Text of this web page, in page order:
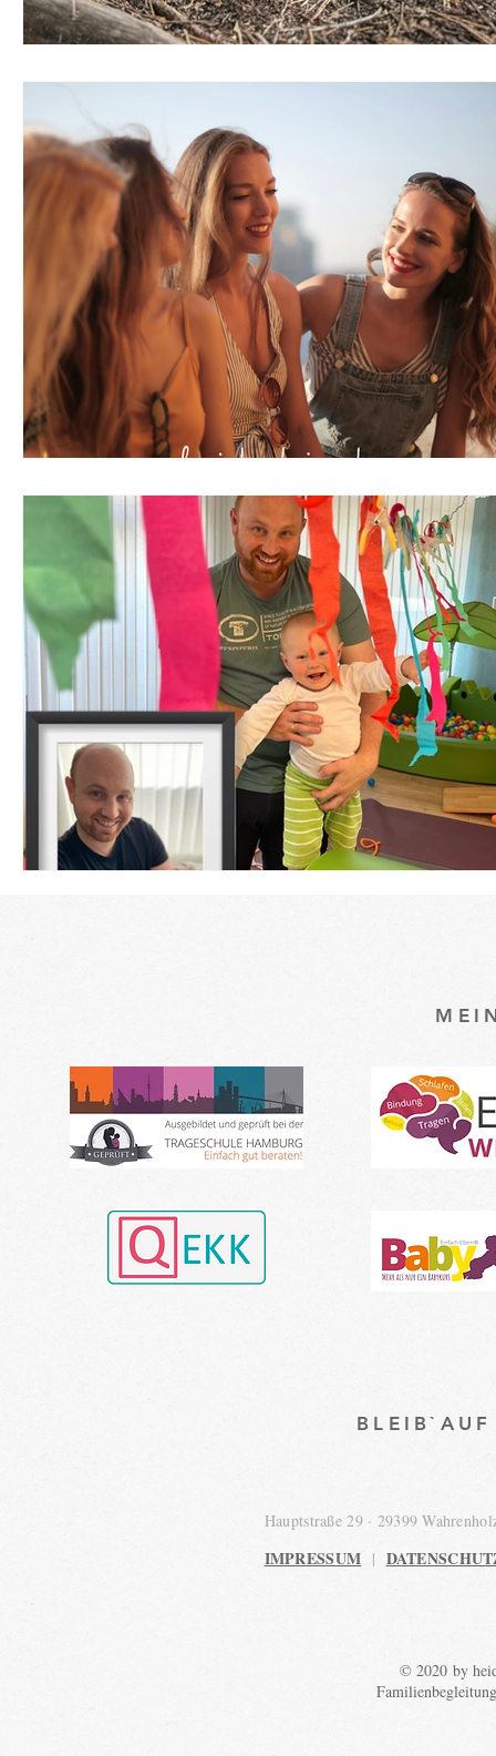
Hauptstraße 29 · 29399
IMPRESSUM |
© 2020 by